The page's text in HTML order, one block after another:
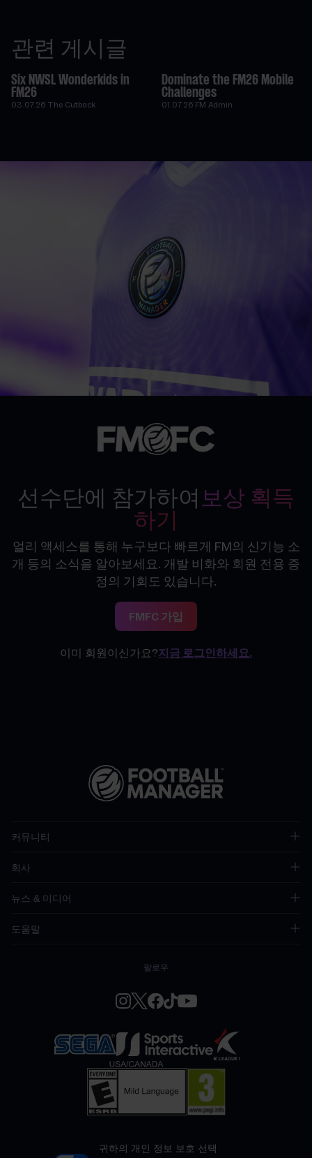
관련 게시글
Six NWSL Wonderkids in
FM26
03.07.26 The Cutback
Dominate the FM26 Mobile
Challenges
01.07.26 FM Admin
선수단에 참가하여 보상 획득
하기
얼리 액세스를 통해 누구보다 빠르게 FM의 신기능 소
개 등의 소식을 알아보세요. 개발 비화와 회원 전용 증
정의 기회도 있습니다.
FMFC 가입
이미 회원이신가요?지금 로그인하세요.
커뮤니티
회사
뉴스 & 미디어
도움말
팔로우
귀하의 개인 정보 보호 선택